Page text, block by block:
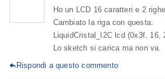
Ho un LCD 16 caratteri e 2 righe.
Cambiato la riga con questa:
LiquidCristal_I2C lcd (0x3f, 16,
Lo sketch si carica ma non va.
Rispondi a questo commento